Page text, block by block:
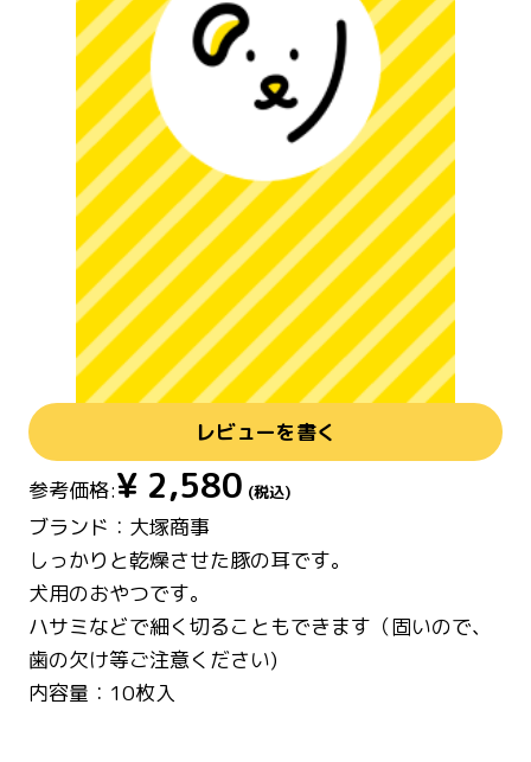
レビューを書く
参考価格:¥ 2,580 (税込)
ブランド：大塚商事
しっかりと乾燥させた豚の耳です。
犬用のおやつです。
ハサミなどで細く切ることもできます（固いので、
歯の欠け等ご注意ください)
内容量：10枚入